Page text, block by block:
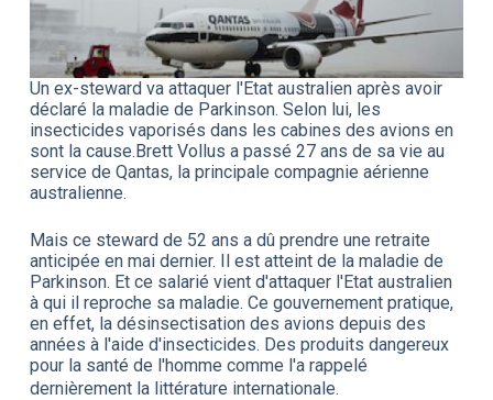
Un ex-steward va attaquer l'Etat australien après avoir
déclaré la maladie de Parkinson. Selon lui, les
insecticides vaporisés dans les cabines des avions en
sont la cause.Brett Vollus a passé 27 ans de sa vie au
service de Qantas, la principale compagnie aérienne
australienne.
Mais ce steward de 52 ans a dû prendre une retraite
anticipée en mai dernier. Il est atteint de la maladie de
Parkinson. Et ce salarié vient d'attaquer l'Etat australien
à qui il reproche sa maladie. Ce gouvernement pratique,
en effet, la désinsectisation des avions depuis des
années à l'aide d'insecticides. Des produits dangereux
pour la santé de l'homme comme l'a rappelé
dernièrement la littérature internationale.